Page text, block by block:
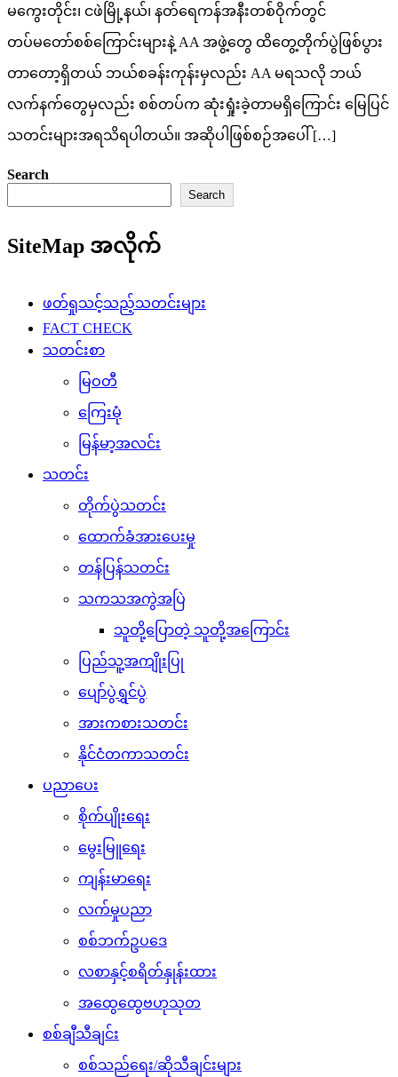
မကွေးတိုင်း၊ ငဖဲမြို့နယ်၊ နတ်ရေကန်အနီးတစ်ဝိုက်တွင်
တပ်မတော်စစ်ကြောင်းများနဲ့ AA အဖွဲ့တွေ ထိတွေ့တိုက်ပွဲဖြစ်ပွား
တာတော့ရှိတယ် ဘယ်စခန်းကုန်းမှလည်း AA မရသလို ဘယ်
လက်နက်တွေမှလည်း စစ်တပ်က ဆုံးရှုံးခဲ့တာမရှိကြောင်း မြေပြင်
သတင်းများအရသိရပါတယ်။ အဆိုပါဖြစ်စဉ်အပေါ် […]
Search
Search
SiteMap အလိုက်
ဖတ်ရှုသင့်သည့်သတင်းများ
FACT CHECK
သတင်းစာ
မြဝတီ
ကြေးမုံ
မြန်မာ့အလင်း
သတင်း
တိုက်ပွဲသတင်း
ထောက်ခံအားပေးမှု
တန်ပြန်သတင်း
သကသအကွဲအပြဲ
သူတို့ပြောတဲ့ သူတို့အကြောင်း
ပြည်သူ့အကျိုးပြု
ပျော်ပွဲရွှင်ပွဲ
အားကစားသတင်း
နိုင်ငံတကာသတင်း
ပညာပေး
စိုက်ပျိုးရေး
မွေးမြူရေး
ကျန်းမာရေး
လက်မှုပညာ
စစ်ဘက်ဥပဒေ
လစာနှင့်စရိတ်နှုန်းထား
အထွေထွေဗဟုသုတ
စစ်ချီသီချင်း
စစ်သည်ရေး/ဆိုသီချင်းများ